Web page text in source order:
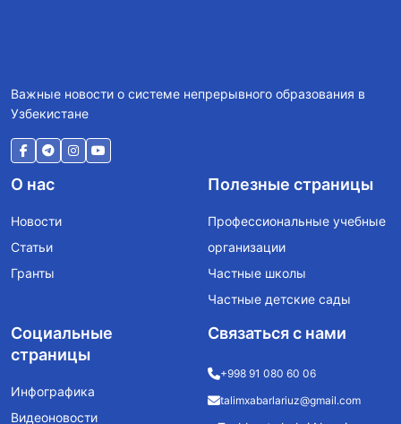
Важные новости о системе непрерывного образования в
Узбекистане
О нас
Новости
Статьи
Гранты
Полезные страницы
Профессиональные учебные
организации
Частные школы
Частные детские сады
Социальные
страницы
Инфографика
Видеоновости
Связаться с нами
+998 91 080 60 06
talimxabarlariuz@gmail.com